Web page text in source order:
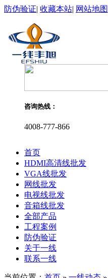
防伪验证| 收藏本站| 网站地图
咨询热线：
4008-777-866
首页
HDMI高清线批发
VGA线批发
网线批发
电视线批发
音箱线批发
全部产品
工程案例
防伪验证
关于一线
联系一线